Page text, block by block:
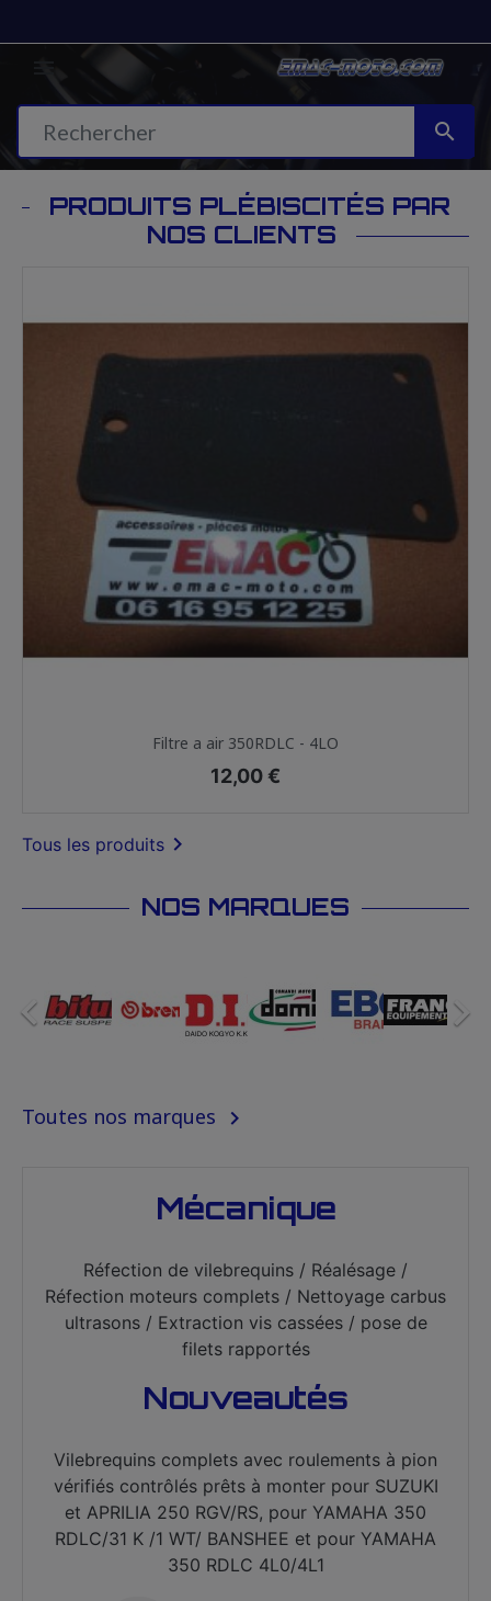

PRODUITS PLÉBISCITÉS PAR
NOS CLIENTS
Filtre a air 350RDLC - 4LO
Prix
12,00 €
Tous les produits 
NOS MARQUES
 
Toutes nos marques 
Mécanique
Réfection de vilebrequins / Réalésage /
Réfection moteurs complets / Nettoyage carbus
ultrasons / Extraction vis cassées / pose de
filets rapportés
Nouveautés
Vilebrequins complets avec roulements à pion
vérifiés contrôlés prêts à monter pour SUZUKI
et APRILIA 250 RGV/RS, pour YAMAHA 350
RDLC/31 K /1 WT/ BANSHEE et pour YAMAHA
350 RDLC 4L0/4L1